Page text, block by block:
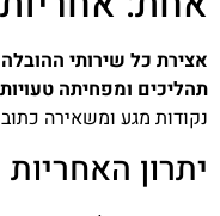
אצירת כל שירותי
תהליכים ומפחיתה
נקודות מגע ומשאירה
יתרון